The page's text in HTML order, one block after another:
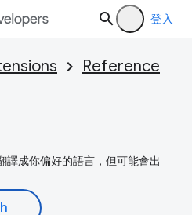
登入
Reference
譯成你偏好的語言，但可能會出